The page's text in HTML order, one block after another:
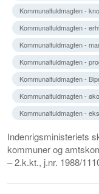
Kommunalfuldmagten -
Kommunalfuldmagten -
Kommunalfuldmagten -
Kommunalfuldmagten -
Kommunalfuldmagten -
Kommunalfuldmagten -
Kommunalfuldmagten -
Indenrigsministeriets
kommuner og
– 2.k.kt., j.nr. 1988/